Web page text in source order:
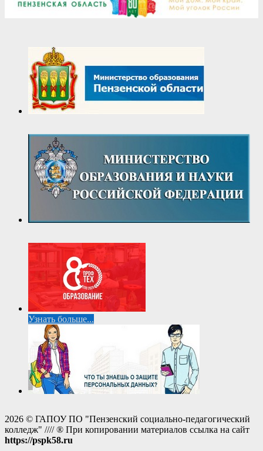
Узнать больше...
2026 © ГАПОУ ПО "Пензенский социально-педагогический
колледж" //// ® При копировании материалов ссылка на сайт
https://pspk58.ru